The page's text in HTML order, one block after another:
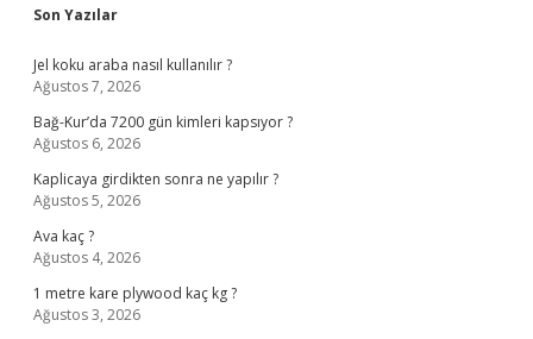
Sidebar
Son Yazılar
Jel koku araba nasıl kullanılır ?
Ağustos 7, 2026
Bağ-Kur’da 7200 gün kimleri kapsıyor ?
Ağustos 6, 2026
Kaplicaya girdikten sonra ne yapılır ?
Ağustos 5, 2026
Ava kaç ?
Ağustos 4, 2026
1 metre kare plywood kaç kg ?
Ağustos 3, 2026